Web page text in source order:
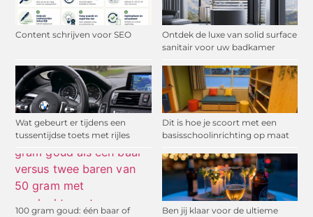
Content schrijven voor SEO
Ontdek de luxe van solid surface
sanitair voor uw badkamer
Wat gebeurt er tijdens een
tussentijdse toets met rijles
Dit is hoe je scoort met een
basisschoolinrichting op maat
100 gram goud: één baar of
Ben jij klaar voor de ultieme